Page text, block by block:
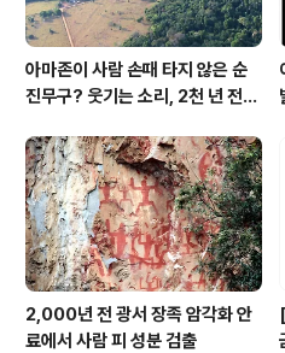
아마존이 사람 손때 타지 않은 순
진무구? 웃기는 소리, 2천 년 전에
2,000년 전 광서 장족 암각화 안
료에서 사람 피 성분 검출